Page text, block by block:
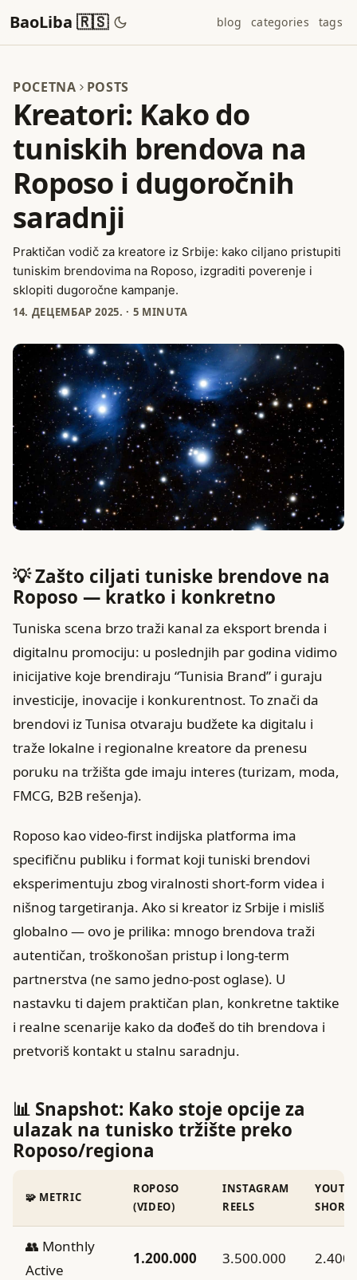
BaoLiba 🇷🇸 blog categories tags
POCETNA POSTS
Kreatori: Kako do
tuniskih brendova na
Roposo i dugoročnih
saradnji
Praktičan vodič za kreatore iz Srbije: kako ciljano pristupiti
tuniskim brendovima na Roposo, izgraditi poverenje i
sklopiti dugoročne kampanje.
14. ДЕЦЕМБАР 2025. · 5 MINUTA
💡 Zašto ciljati tuniske brendove na
Roposo — kratko i konkretno
Tuniska scena brzo traži kanal za eksport brenda i
digitalnu promociju: u poslednjih par godina vidimo
inicijative koje brendiraju “Tunisia Brand” i guraju
investicije, inovacije i konkurentnost. To znači da
brendovi iz Tunisa otvaraju budžete ka digitalu i
traže lokalne i regionalne kreatore da prenesu
poruku na tržišta gde imaju interes (turizam, moda,
FMCG, B2B rešenja).
Roposo kao video-first indijska platforma ima
specifičnu publiku i format koji tuniski brendovi
eksperimentuju zbog viralnosti short-form videa i
nišnog targetiranja. Ako si kreator iz Srbije i misliš
globalno — ovo je prilika: mnogo brendova traži
autentičan, troškonošan pristup i long-term
partnerstva (ne samo jedno-post oglase). U
nastavku ti dajem praktičan plan, konkretne taktike
i realne scenarije kako da dođeš do tih brendova i
pretvoriš kontakt u stalnu saradnju.
📊 Snapshot: Kako stoje opcije za
ulazak na tunisko tržište preko
Roposo/regiona
🧩 METRIC
ROPOSO
(VIDEO)
INSTAGRAM
REELS
👥 Monthly
Active
1.200.000 3.500.000